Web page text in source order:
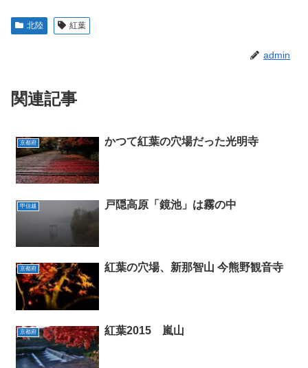
北陸 紅葉
admin
関連記事
京都府 かつて紅葉の穴場だった光明寺
甲信越 戸隠高原「鏡池」は霧の中
京都府 紅葉の穴場、新那智山 今熊野観音寺
京都府 紅葉2015 嵐山